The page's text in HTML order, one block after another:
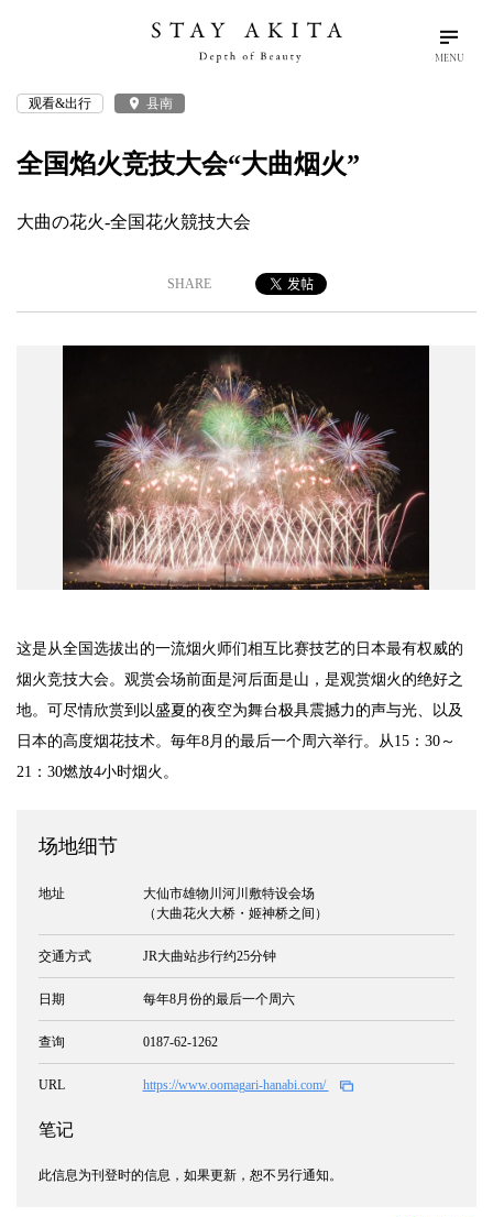
MENU
search
游客纪事
探索秋田
游玩项目
隐私策略
网站政策
联系我们
观看&出行 place 县南
全国焰火竞技大会“大曲烟火”
大曲の花火-全国花火競技大会
SHARE
这是从全国选拔出的一流烟火师们相互比赛技艺的日本最有权威的
烟火竞技大会。观赏会场前面是河后面是山，是观赏烟火的绝好之
地。可尽情欣赏到以盛夏的夜空为舞台极具震撼力的声与光、以及
日本的高度烟花技术。毎年8月的最后一个周六举行。从15：30～
21：30燃放4小时烟火。
场地细节
地址
大仙市雄物川河川敷特设会场
（大曲花火大桥・姬神桥之间）
交通方式 JR大曲站步行约25分钟
日期 每年8月份的最后一个周六
查询 0187-62-1262
URL https://www.oomagari-hanabi.com/
笔记
此信息为刊登时的信息，如果更新，恕不另行通知。